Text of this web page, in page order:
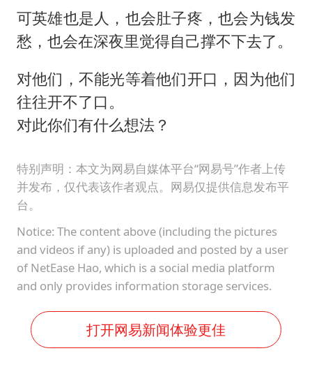
可英雄也是人，也会肚子疼，也会为钱发
愁，也会在深夜里觉得自己撑不下去了。
对他们，不能光等着他们开口，因为他们
往往开不了口。
对此你们有什么想法？
特别声明：本文为网易自媒体平台“网易号”作者上传
并发布，仅代表该作者观点。网易仅提供信息发布平
台。
Notice: The content above (including the pictures
and videos if any) is uploaded and posted by a user
of NetEase Hao, which is a social media platform
and only provides information storage services.
打开网易新闻体验更佳